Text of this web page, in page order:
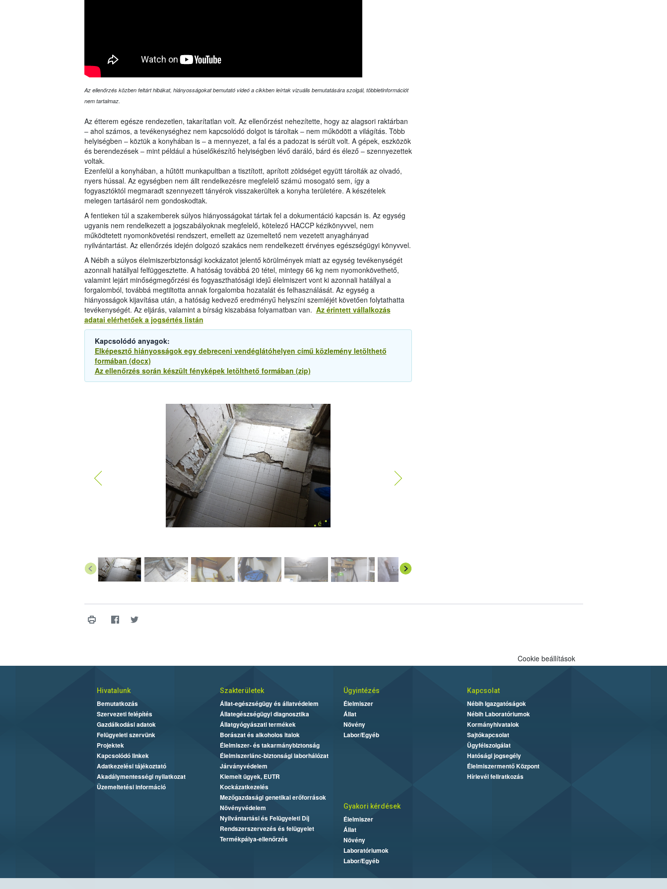
Az ellenőrzés közben feltárt hibákat, hiányosságokat bemutató videó a cikkben leírtak vizuális bemutatására szolgál, többletinformációt
nem tartalmaz.
Az étterem egésze rendezetlen, takarítatlan volt. Az ellenőrzést nehezítette, hogy az alagsori raktárban
‒ ahol számos, a tevékenységhez nem kapcsolódó dolgot is tároltak ‒ nem működött a világítás. Több
helyiségben ‒ köztük a konyhában is ‒ a mennyezet, a fal és a padozat is sérült volt. A gépek, eszközök
és berendezések ‒ mint például a húselőkészítő helyiségben lévő daráló, bárd és élező ‒ szennyezettek
voltak.
Ezenfelül a konyhában, a hűtött munkapultban a tisztított, aprított zöldséget együtt tárolták az olvadó,
nyers hússal. Az egységben nem állt rendelkezésre megfelelő számú mosogató sem, így a
fogyasztóktól megmaradt szennyezett tányérok visszakerültek a konyha területére. A készételek
melegen tartásáról nem gondoskodtak.
A fentieken túl a szakemberek súlyos hiányosságokat tártak fel a dokumentáció kapcsán is. Az egység
ugyanis nem rendelkezett a jogszabályoknak megfelelő, kötelező HACCP kézikönyvvel, nem
működtetett nyomonkövetési rendszert, emellett az üzemeltető nem vezetett anyaghányad
nyilvántartást. Az ellenőrzés idején dolgozó szakács nem rendelkezett érvényes egészségügyi könyvvel.
A Nébih a súlyos élelmiszerbiztonsági kockázatot jelentő körülmények miatt az egység tevékenységét
azonnali hatállyal felfüggesztette. A hatóság továbbá 20 tétel, mintegy 66 kg nem nyomonkövethető,
valamint lejárt minőségmegőrzési és fogyaszthatósági idejű élelmiszert vont ki azonnali hatállyal a
forgalomból, továbbá megtiltotta annak forgalomba hozatalát és felhasználását. Az egység a
hiányosságok kijavítása után, a hatóság kedvező eredményű helyszíni szemléjét követően folytathatta
tevékenységét. Az eljárás, valamint a bírság kiszabása folyamatban van. Az érintett vállalkozás
adatai elérhetőek a jogsértés listán
Kapcsolódó anyagok:
Elképesztő hiányosságok egy debreceni vendéglátóhelyen című közlemény letölthető
formában (docx)
Az ellenőrzés során készült fényképek letölthető formában (zip)
Cookie beállítások
Hivatalunk
Bemutatkozás
Szervezeti felépítés
Gazdálkodási adatok
Felügyeleti szervünk
Projektek
Kapcsolódó linkek
Adatkezelési tájékoztató
Akadálymentességi nyilatkozat
Üzemeltetési információ
Szakterületek
Állat-egészségügy és állatvédelem
Állategészségügyi diagnosztika
Állatgyógyászati termékek
Borászat és alkoholos italok
Élelmiszer- és takarmánybiztonság
Élelmiszerlánc-biztonsági laborhálózat
Járványvédelem
Kiemelt ügyek, EUTR
Kockázatkezelés
Mezőgazdasági genetikai erőforrások
Növényvédelem
Nyilvántartási és Felügyeleti Díj
Rendszerszervezés és felügyelet
Termékpálya-ellenőrzés
Ügyintézés
Élelmiszer
Állat
Növény
Labor/Egyéb
Kapcsolat
Nébih Igazgatóságok
Nébih Laboratóriumok
Kormányhivatalok
Sajtókapcsolat
Ügyfélszolgálat
Hatósági jogsegély
Élelmiszermentő Központ
Hírlevél feliratkozás
Gyakori kérdések
Élelmiszer
Állat
Növény
Laboratóriumok
Labor/Egyéb